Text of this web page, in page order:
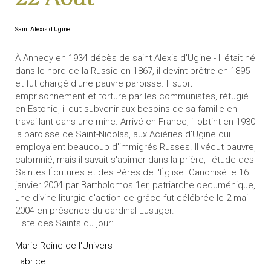
Saint Alexis d'Ugine
À Annecy en 1934 décès de saint Alexis d'Ugine - Il était né
dans le nord de la Russie en 1867, il devint prêtre en 1895
et fut chargé d'une pauvre paroisse. Il subit
emprisonnement et torture par les communistes, réfugié
en Estonie, il dut subvenir aux besoins de sa famille en
travaillant dans une mine. Arrivé en France, il obtint en 1930
la paroisse de Saint-Nicolas, aux Aciéries d'Ugine qui
employaient beaucoup d'immigrés Russes. Il vécut pauvre,
calomnié, mais il savait s'abîmer dans la prière, l'étude des
Saintes Écritures et des Pères de l'Église. Canonisé le 16
janvier 2004 par Bartholomos 1er, patriarche oecuménique,
une divine liturgie d'action de grâce fut célébrée le 2 mai
2004 en présence du cardinal Lustiger.
Liste des Saints du jour:
Marie Reine de l'Univers
Fabrice